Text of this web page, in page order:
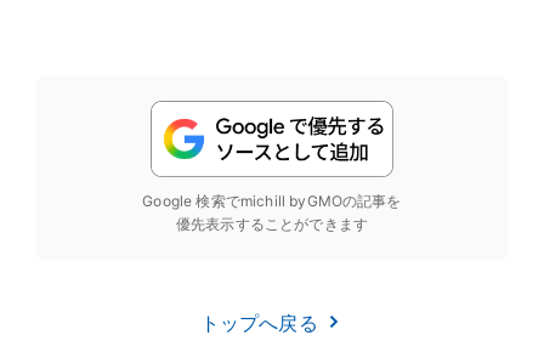
Google 検索でmichill byGMOの記事を
優先表示することができます
トップへ戻る